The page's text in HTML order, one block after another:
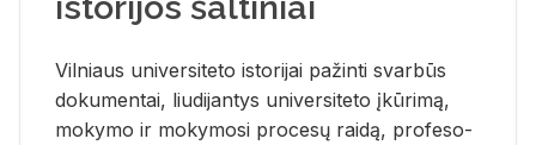
Vil­niaus uni­ver­si­te­to is­to­ri­jai pa­žin­ti svar­būs
do­ku­men­tai, liu­di­jan­tys uni­ver­si­te­to įkū­ri­mą,
mo­ky­mo ir mo­ky­mo­si pro­ce­sų rai­dą, pro­fe­so­